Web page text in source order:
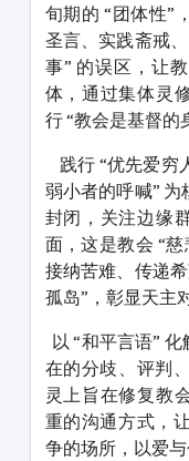
旬期的 “团体性”
圣言、实践斋戒
事” 的误区，让
体，通过集体灵
行 “教会是基督的
践行 “优先爱穷
弱小者的呼喊”
封闭，关注边缘
面，这是教会 “
接纳苦难、传递
孤岛”，彰显天主
以 “和平言语”
在的分歧、评判
灵上旨在修复教
重的沟通方式，
争的场所，以爱与